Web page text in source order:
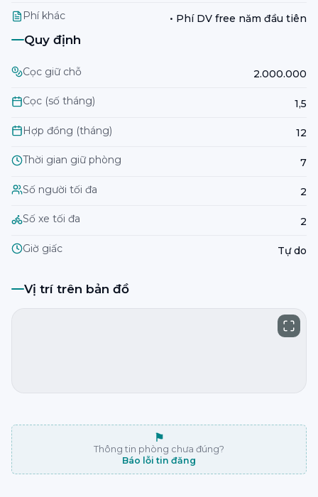
Phí khác • Phí DV free năm đầu tiên
Quy định
Cọc giữ chỗ 2.000.000
Cọc (số tháng) 1,5
Hợp đồng (tháng) 12
Thời gian giữ phòng 7
Số người tối đa 2
Số xe tối đa 2
Giờ giấc Tự do
Vị trí trên bản đồ
⚑
Thông tin phòng chưa đúng?
Báo lỗi tin đăng